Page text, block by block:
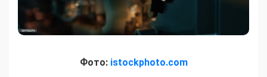
Фото: istockphoto.com